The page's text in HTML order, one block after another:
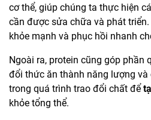
cơ thể, giúp chúng ta thực hiện
cần được sửa chữa và phát
khỏe mạnh và phục hồi nhanh
Ngoài ra, protein cũng góp phần
đổi thức ăn thành năng lượng
trong quá trình trao đổi chất để
khỏe tổng thể.